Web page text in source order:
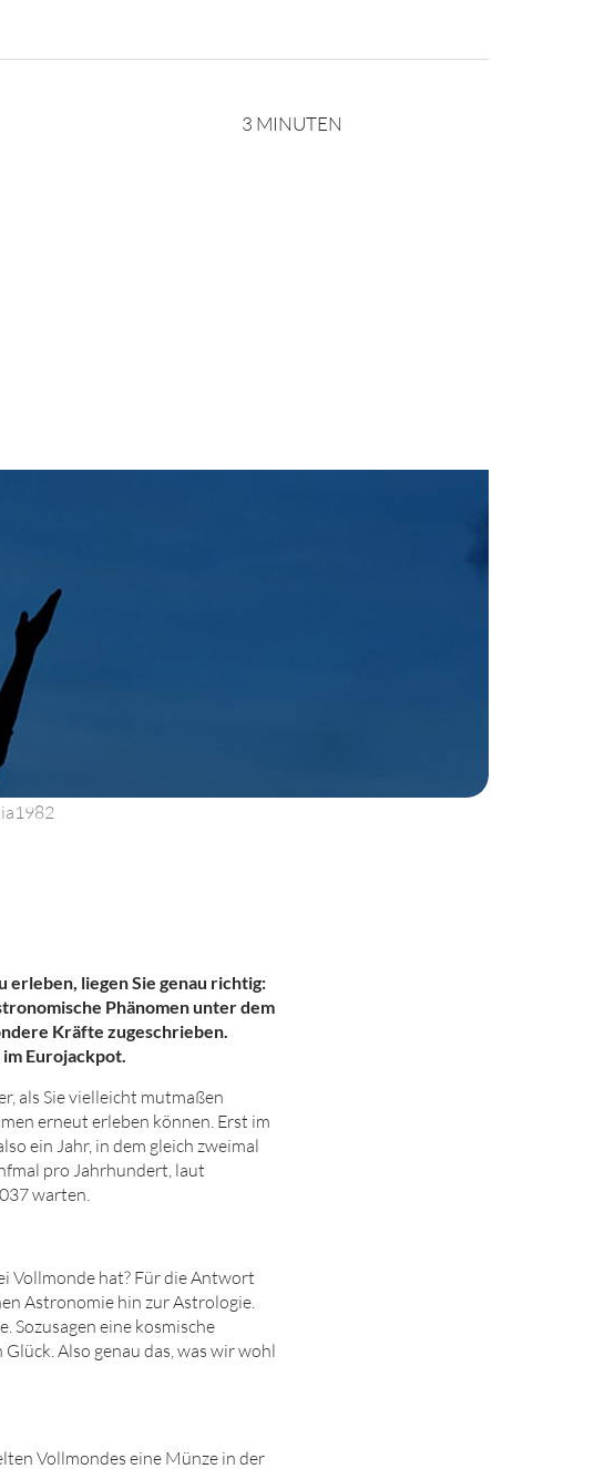
3 MINUTEN
erleben, liegen Sie genau richtig:
Phänomen unter dem
Kräfte zugeschrieben.
Eurojackpot.
als Sie vielleicht mutmaßen
erneut erleben können. Erst im
ein Jahr, in dem gleich zweimal
pro Jahrhundert, laut
warten.
Vollmonde hat? Für die Antwort
Astronomie hin zur Astrologie.
Sozusagen eine kosmische
Also genau das, was wir wohl
Vollmondes eine Münze in der